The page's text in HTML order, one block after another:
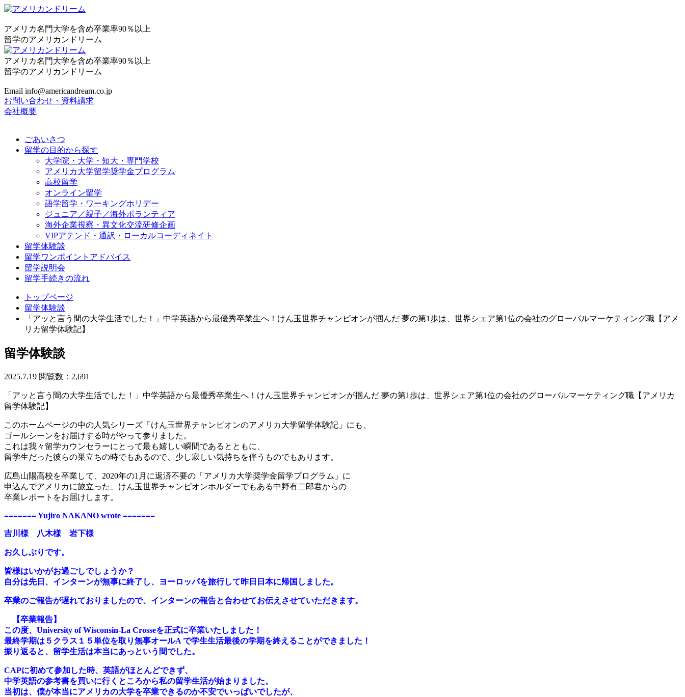
アメリカ名門大学を含め卒業率90％以上
留学のアメリカンドリーム
アメリカ名門大学を含め卒業率90％以上
留学のアメリカンドリーム
Email info@americandream.co.jp
お問い合わせ・資料請求
会社概要
ごあいさつ
留学の目的から探す
大学院・大学・短大・専門学校
アメリカ大学留学奨学金プログラム
高校留学
オンライン留学
語学留学・ワーキングホリデー
ジュニア／親子／海外ボランティア
海外企業視察・異文化交流研修企画
VIPアテンド・通訳・ローカルコーディネイト
留学体験談
留学ワンポイントアドバイス
留学説明会
留学手続きの流れ
トップページ
留学体験談
「アッと言う間の大学生活でした！」中学英語から最優秀卒業生へ！けん玉世界チャンピオンが掴んだ 夢の第1歩は、世界シェア第1位の会社のグローバルマーケティング職【アメ
リカ留学体験記】
留学体験談
2025.7.19 閲覧数：2,691
「アッと言う間の大学生活でした！」中学英語から最優秀卒業生へ！けん玉世界チャンピオンが掴んだ 夢の第1歩は、世界シェア第1位の会社のグローバルマーケティング職【アメリカ
留学体験記】
このホームページの中の人気シリーズ「けん玉世界チャンピオンのアメリカ大学留学体験記」にも、
ゴールシーンをお届けする時がやって参りました。
これは我々留学カウンセラーにとって最も嬉しい瞬間であるとともに、
留学生だった彼らの巣立ちの時でもあるので、少し寂しい気持ちを伴うものでもあります。
広島山陽高校を卒業して、2020年の1月に返済不要の「アメリカ大学奨学金留学プログラム」に
申込んでアメリカに旅立った、けん玉世界チャンピオンホルダーでもある中野有二郎君からの
卒業レポートをお届けします。
======= Yujiro NAKANO wrote =======
吉川様 八木様 岩下様
お久しぶりです。
皆様はいかがお過ごしでしょうか？
自分は先日、インターンが無事に終了し、ヨーロッパを旅行して昨日日本に帰国しました。
卒業のご報告が遅れておりましたので、インターンの報告と合わせてお伝えさせていただきます。
【卒業報告】
この度、University of Wisconsin-La Crosseを正式に卒業いたしました！
最終学期は５クラス１５単位を取り無事オールA で学生生活最後の学期を終えることができました！
振り返ると、留学生活は本当にあっという間でした。
CAPに初めて参加した時、英語がほとんどできず、
中学英語の参考書を買いに行くところから私の留学生活が始まりました。
当初は、僕が本当にアメリカの大学を卒業できるのか不安でいっぱいでしたが、